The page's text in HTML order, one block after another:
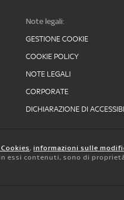
Note legali:
GESTIONE COOKIE
COOKIE POLICY
NOTE LEGALI
CORPORATE
DICHIARAZIONE DI
, informazioni sulle
contenuti, sono di